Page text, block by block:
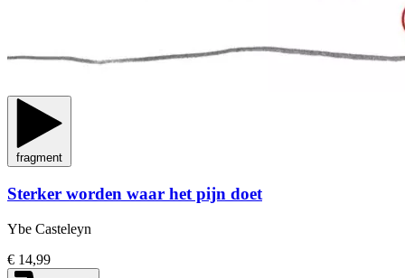
fragment
Sterker worden waar het pijn doet
Ybe Casteleyn
€ 14,99